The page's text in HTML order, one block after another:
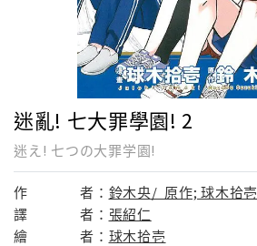
迷亂! 七大罪學園! 2
迷え! 七つの大罪学園!
作 者： 鈴木央/ 原作; 球木拾壱
譯
者： 張紹仁
繪
者： 球木拾壱